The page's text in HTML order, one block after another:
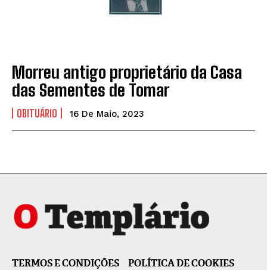
Morreu antigo proprietário da Casa
das Sementes de Tomar
OBITUÁRIO 16 De Maio, 2023
TERMOS E CONDIÇÕES
POLÍTICA DE COOKIES